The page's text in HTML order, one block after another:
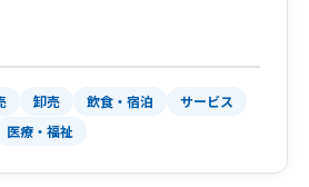
卸売 飲食・宿泊
サービス
医療・福祉